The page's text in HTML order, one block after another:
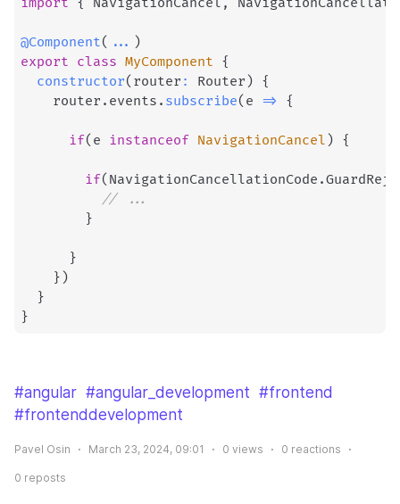
@Component( ... )
export class MyComponent {
constructor( router : Router ) {
    router
. events . subscribe( e => {
if( e instanceof NavigationCancel ) {
if( NavigationCancellationCode .
// ...
}
}
} )
}
}
#angular #angular_development #frontend
#frontenddevelopment
Pavel Osin March 23, 2024, 09:01 0 views 0 reactions
0 reposts